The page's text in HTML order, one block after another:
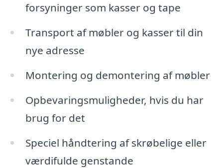
forsyninger som kasser og tape
Transport af møbler og kasser til din
nye adresse
Montering og demontering af møbler
Opbevaringsmuligheder, hvis du har
brug for det
Speciel håndtering af skrøbelige eller
værdifulde genstande